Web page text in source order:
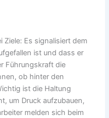
Ziele: Es signalisiert dem
ist und dass er
Führungskraft die
ob hinter den
ist die Haltung
um Druck aufzubauen,
melden sich beim